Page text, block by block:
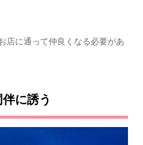
店に通って仲良くなる必要があ
に誘う